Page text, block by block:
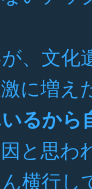
、文化
に増え
るか
と思わ
横行し